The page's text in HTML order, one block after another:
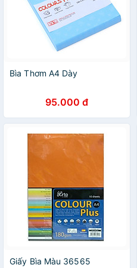
Bìa Thơm A4 Dày
95.000 đ
Giấy Bìa Màu 36565